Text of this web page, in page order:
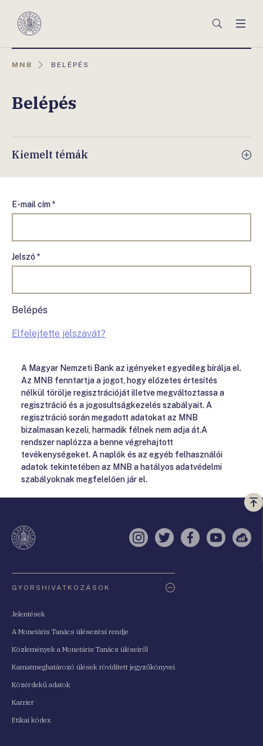
Magyar
Keresés
MNB
AKTUÁLIS
BELÉPÉS
Belépés
Kiemelt témák
E-mail cím *
Jelszó *
Belépés
Elfelejtette jelszavát?
A Magyar Nemzeti Bank az igényeket egyedileg bírálja el.
Az MNB fenntartja a jogot, hogy előzetes értesítés
nélkül törölje regisztrációját illetve megváltoztassa a
regisztráció és a jogosultságkezelés szabályait. A
regisztráció során megadott adatokat az MNB
bizalmasan kezeli, harmadik félnek nem adja át.A
rendszer naplózza a benne végrehajtott
tevékenységeket. A naplók és az egyéb felhasználói
adatok tekintetében az MNB a hatályos adatvédelmi
szabályoknak megfelelően jár el.
a
Instagram
TwitterFacebook
YouTube
GYORSHIVATKOZÁSOK
Jelentések
A Monetáris Tanács ülésezési rendje
Közlemények a Monetáris Tanács üléseiről
Kamatmeghatározó ülések rövidített jegyzőkönyvei
Közérdekű adatok
Karrier
Etikai kódex